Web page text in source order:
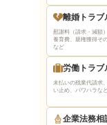
離婚トラブ
慰謝料（請求・減額
養育費、親権獲得そ
など
労働トラブ
未払いの残業代請求
い止め、パワハラな
企業法務相